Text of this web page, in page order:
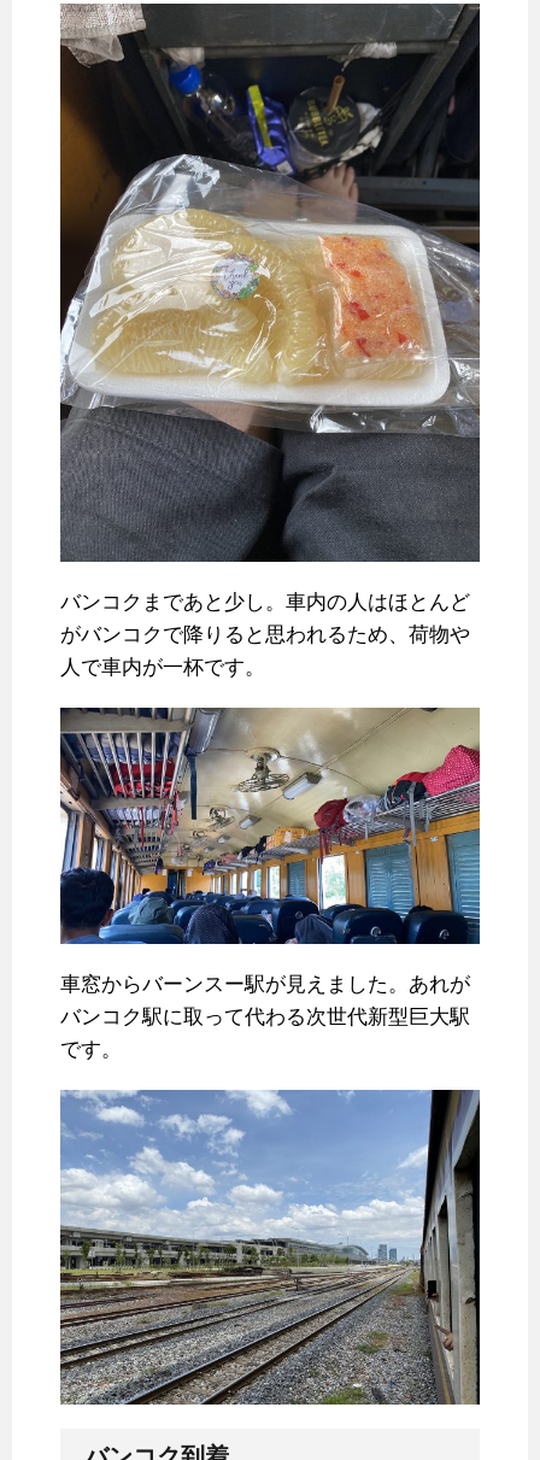
バンコクまであと少し。車内の人はほとんど
がバンコクで降りると思われるため、荷物や
人で車内が一杯です。
車窓からバーンスー駅が見えました。あれが
バンコク駅に取って代わる次世代新型巨大駅
です。